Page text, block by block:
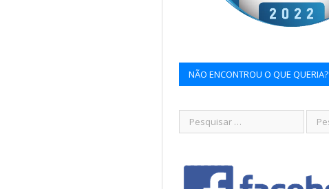
NÃO ENCONTROU O QUE QUERIA?